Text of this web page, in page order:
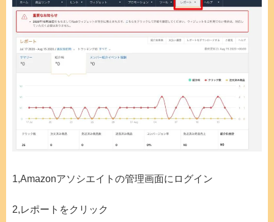
1,Amazonアソシエイトの管理画面にログイン
2,レポートをクリック